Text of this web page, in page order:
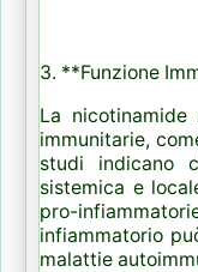
3. **Funzione
La
immunitarie,
studi indicano
sistemica e
pro-
infiammatorio
malattie